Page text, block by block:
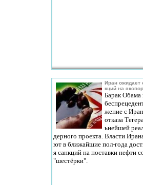
Иран ожидает
кций на
Барак Обама
жение с
отказа
ьнейшей
дерного проекта. Власти
ют в ближайшие пол-года
я санкций на поставки нефти
"шестёрки".